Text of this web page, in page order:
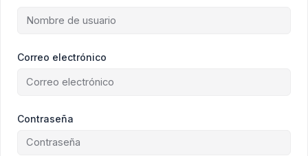
Correo electrónico
Contraseña